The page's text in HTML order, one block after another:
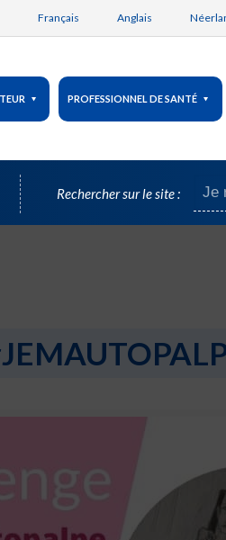
Français Anglais
PROFESSIONNEL DE SANTÉ
Rechercher sur le site :